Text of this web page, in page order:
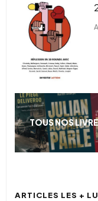
TOUS NOS
ARTICLES LES +